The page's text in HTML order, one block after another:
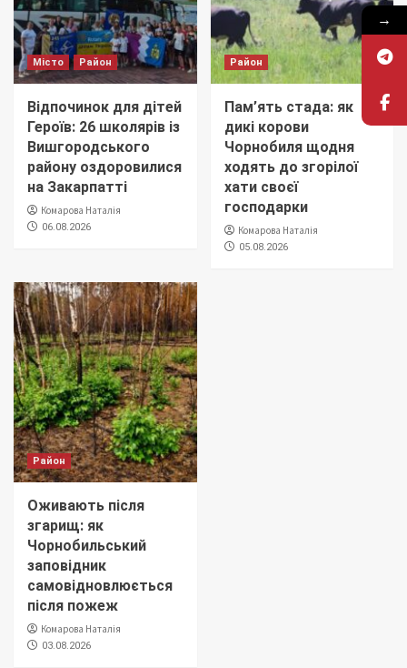
Місто Район
Відпочинок для дітей
Героїв: 26 школярів із
Вишгородського
району оздоровилися
на Закарпатті
Комарова Наталія
06.08.2026
Район
Пам’ять стада: як
дикі корови
Чорнобиля щодня
ходять до згорілої
хати своєї
господарки
Комарова Наталія
05.08.2026
Район
Оживають після
згарищ: як
Чорнобильський
заповідник
самовідновлюється
після пожеж
Комарова Наталія
03.08.2026
→